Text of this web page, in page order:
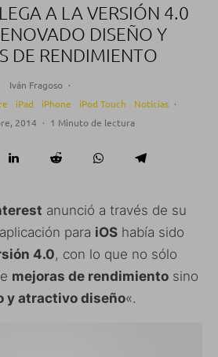
A LA VERSIÓN 4.0
DISEÑO Y
DE RENDIMIENTO
Iván Fragoso ·
iPad iPhone iPod Touch Noticias ·
2014 · 1 Minuto de lectura
anunció a través de su
para iOS había sido
4.0, con lo que no sólo
mejoras de rendimiento sino
y atractivo diseño«.